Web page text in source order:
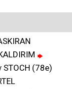
STOCH (78e)